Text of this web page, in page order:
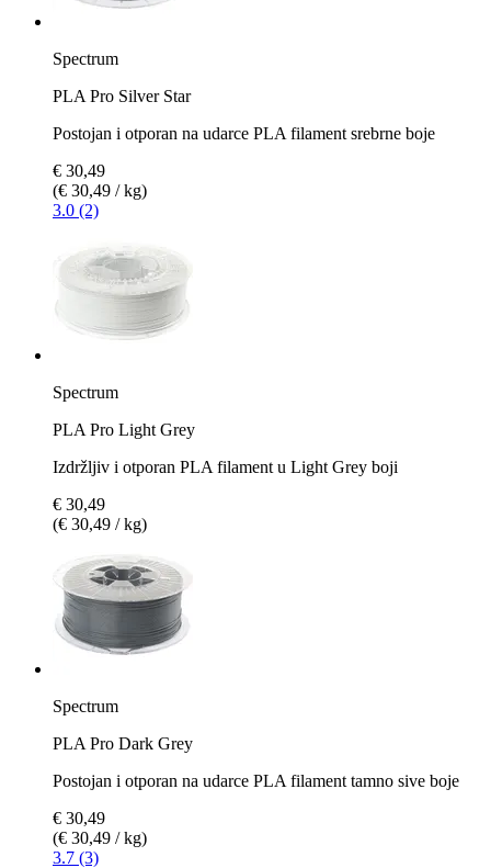
Spectrum
PLA Pro Silver Star
Postojan i otporan na udarce PLA filament srebrne boje
€ 30,49
(€ 30,49 / kg)
3.0 (2)
Spectrum
PLA Pro Light Grey
Izdržljiv i otporan PLA filament u Light Grey boji
€ 30,49
(€ 30,49 / kg)
Spectrum
PLA Pro Dark Grey
Postojan i otporan na udarce PLA filament tamno sive boje
€ 30,49
(€ 30,49 / kg)
3.7 (3)